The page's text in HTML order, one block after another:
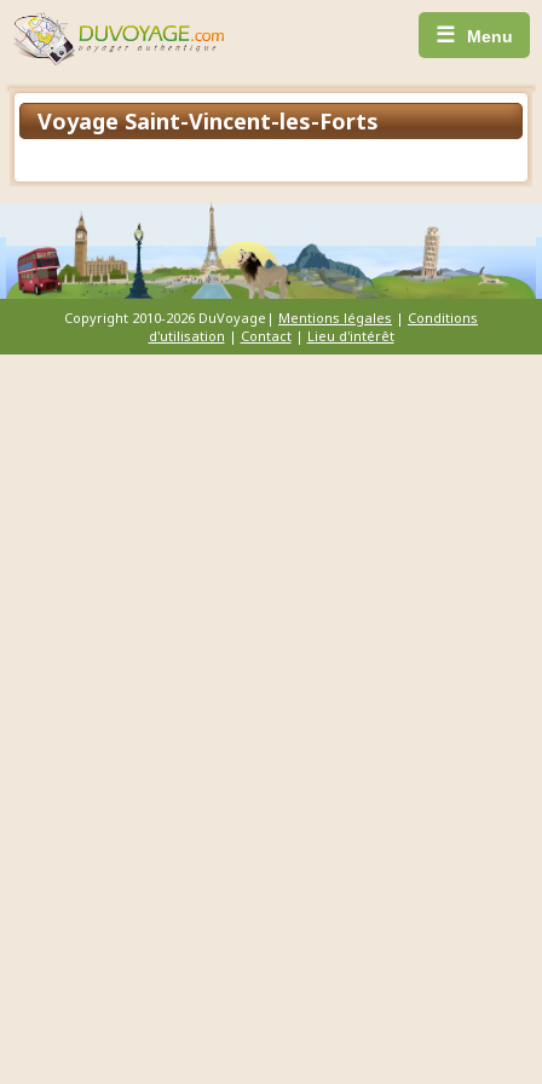
☰ Menu
Voyage Saint-Vincent-les-Forts
Copyright 2010-2026 DuVoyage| Mentions légales | Conditions
d'utilisation | Contact| Lieu d'intérêt